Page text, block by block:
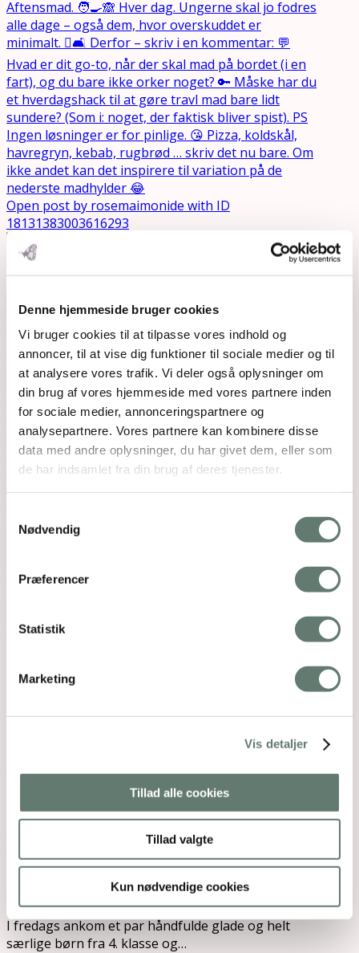
Denne hjemmeside bruger cookies
Vi bruger cookies til at tilpasse vores indhold og
annoncer, til at vise dig funktioner til sociale medier og til
at analysere vores trafik. Vi deler også oplysninger om
din brug af vores hjemmeside med vores partnere inden
for sociale medier, annonceringspartnere og
analysepartnere. Vores partnere kan kombinere disse
data med andre oplysninger, du har givet dem, eller som
de har indsamlet fra din brug af deres tjenester.
Nødvendig
Præferencer
Statistik
Marketing
Vis detaljer
Tillad alle cookies
Tillad valgte
Kun nødvendige cookies
Open post by rosemaimonide with ID
18131383003616293
Bedste probiotika SPØRGSMÅL Hej Rose Jeg er lidt
forvirret ang. sammensætningen af probiotica. Der
findes…
Børnefødselsdag uden stress
I fredags ankom et par håndfulde glade og helt
særlige børn fra 4. klasse og…